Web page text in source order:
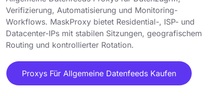
Verifizierung, Automatisierung und Monitoring-
Workflows. MaskProxy bietet Residential-, ISP- und
Datacenter-IPs mit stabilen Sitzungen, geografischem
Routing und kontrollierter Rotation.
Proxys Für Allgemeine Datenfeeds Kaufen